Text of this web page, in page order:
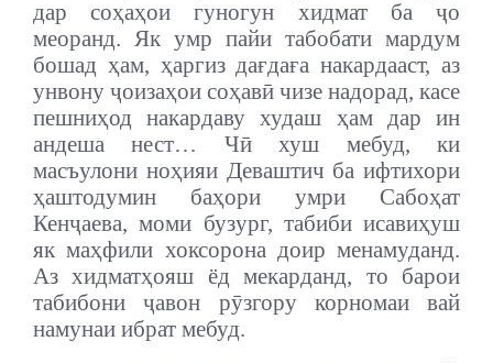
дар соҳаҳои гуногун хидмат ба ҷо
меоранд. Як умр пайи табобати мардум
бошад ҳам, ҳаргиз дағдаға накардааст, аз
унвону ҷоизаҳои соҳавӣ чизе надорад, касе
пешниҳод накардаву худаш ҳам дар ин
андеша нест… Чӣ хуш мебуд, ки
масъулони ноҳияи Деваштич ба ифтихори
ҳаштодумин баҳори умри Сабоҳат
Кенҷаева, моми бузург, табиби исавиҳуш
як маҳфили хоксорона доир менамуданд.
Аз хидматҳояш ёд мекарданд, то барои
табибони ҷавон рӯзгору корномаи вай
намунаи ибрат мебуд.